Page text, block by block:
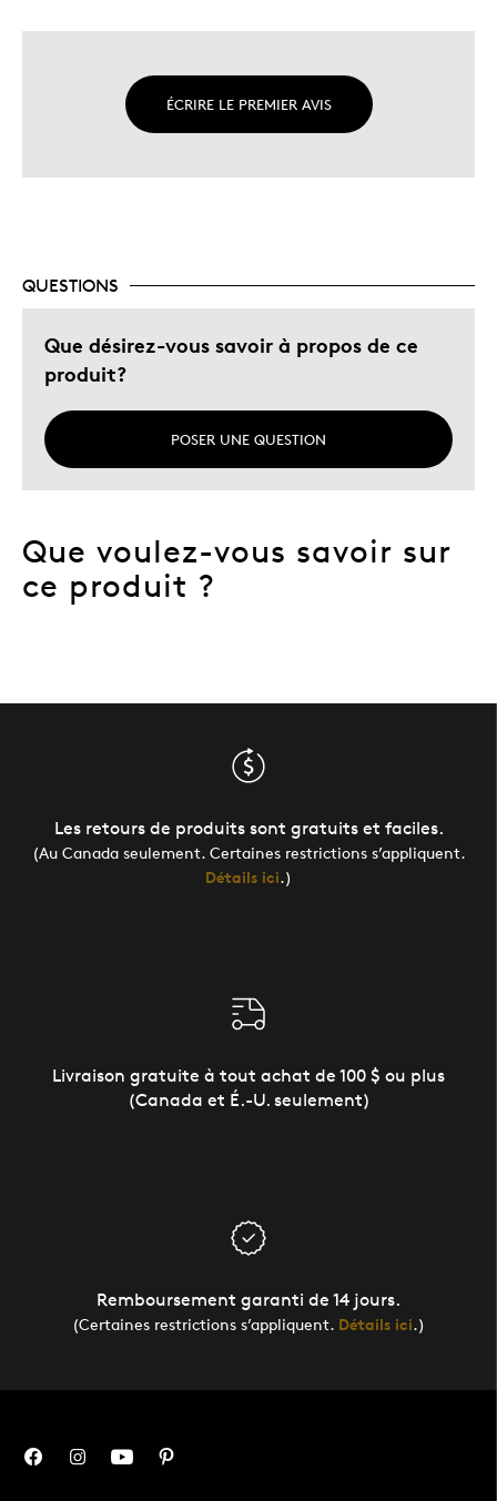
ÉCRIRE LE PREMIER AVIS
QUESTIONS
Que désirez-vous savoir à propos de ce
produit?
POSER UNE QUESTION
Que voulez-vous savoir sur
ce produit ?
Les retours de produits sont gratuits et faciles.
(Au Canada seulement. Certaines restrictions s’appliquent.
Détails ici.)
Livraison gratuite à tout achat de 100 $ ou plus
(Canada et É.-U. seulement)
Remboursement garanti de 14 jours.
(Certaines restrictions s’appliquent. Détails ici.)